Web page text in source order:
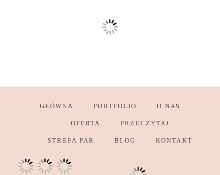
GŁÓWNA PORTFOLIO O NAS
OFERTA PRZECZYTAJ
STREFA PAR BLOG KONTAKT